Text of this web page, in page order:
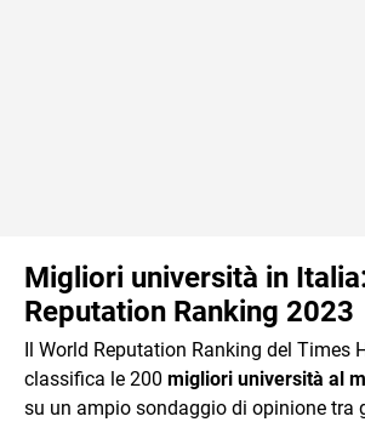
Migliori università in
Reputation Ranking 2023
Il World Reputation Ranking del Times
classifica le 200 migliori università al
su un ampio sondaggio di opinione tra